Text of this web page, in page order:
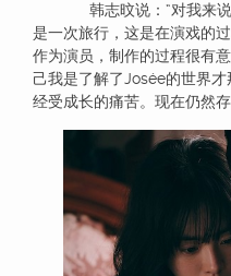
韩志旼说：“对我来说
是一次旅行，这是在演戏的
作为演员，制作的过程很有
己我是了解了Josée的世界
经受成长的痛苦。现在仍然